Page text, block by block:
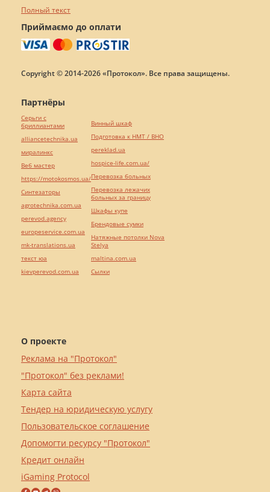
Полный текст
Приймаємо до оплати
Copyright © 2014-2026 «Протокол». Все права защищены.
О проекте
Реклама на "Протокол"
"Протокол" без реклами!
Карта сайта
Тендер на юридическую услугу
Пользовательское соглашение
Допомогти ресурсу "Протокол"
Кредит онлайн
iGaming Protocol
Партнёры
Серьги с
бриллиантами
alliancetechnika.ua
миралинкс
Веб мастер
https://motokosmos.ua/
Синтезаторы
agrotechnika.com.ua
perevod.agency
europeservice.com.ua
mk-translations.ua
текст юа
kievperevod.com.ua
Винный шкаф
Подготовка к НМТ / ВНО
pereklad.ua
hospice-life.com.ua/
Перевозка больных
Перевозка лежачих
больных за границу
Шкафы купе
Брендовые сумки
Натяжные потолки Nova
Stelya
maltina.com.ua
Cылки